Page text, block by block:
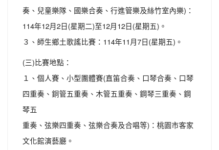
奏、兒童樂隊、國樂合奏、行進管樂及絲竹室內樂)：
114年12月2日(星期二)至12月12日(星期五)。
３、師生鄉土歌謠比賽：114年11月7日(星期五)。
(三)比賽地點：
１、個人賽、小型團體賽(直笛合奏、口琴合奏、口琴
四重奏、銅管五重奏、木管五重奏、鋼琴三重奏、鋼
琴五
重奏、弦樂四重奏、弦樂合奏及合唱等)：桃園市客家
文化館演藝廳。